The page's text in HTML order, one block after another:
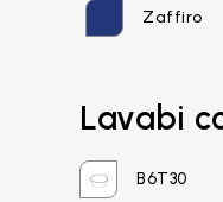
Recupera
Zaffiro
Lavabi
B6T30